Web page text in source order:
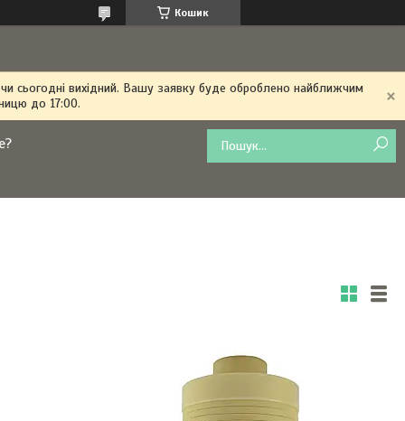
Кошик
сьогодні вихідний. Вашу заявку буде оброблено найближчим
до 17:00.